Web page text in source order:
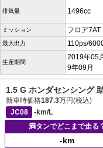
排気量 1496cc
ミッション フロア7AT
最大出力 110ps/
生産期間
2019年05
9年09月
1.5 G ホンダセンシング
新車時価格187.3万円(税込)
JC08
-km/L
満タンでどこまで走る
-km